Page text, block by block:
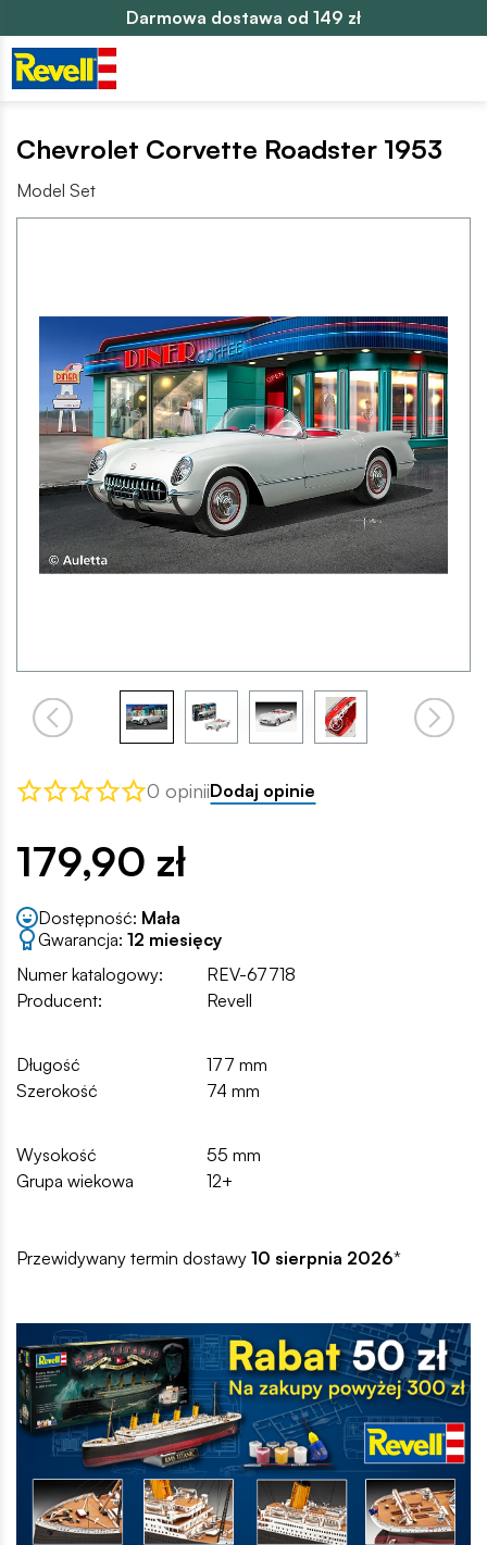
Darmowa dostawa od 149 zł
Chevrolet Corvette Roadster 1953
Model Set
0 opiniiDodaj opinie
179,90 zł
Dostępność: Mała
Gwarancja: 12 miesięcy
Numer katalogowy:
REV-67718
Producent:
Revell
Długość
177 mm
Szerokość
74 mm
Wysokość
55 mm
Grupa wiekowa
12+
Przewidywany termin dostawy 10 sierpnia 2026*